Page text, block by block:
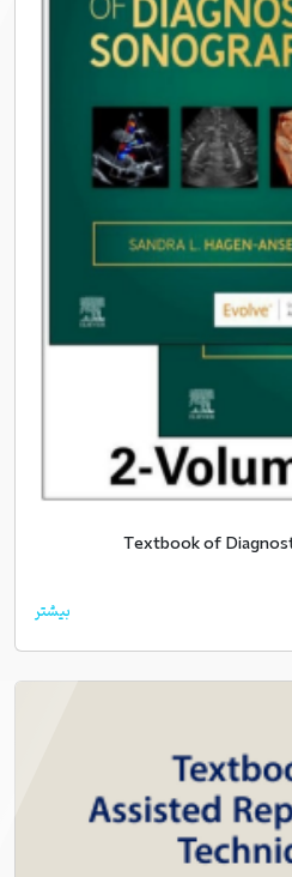
Textbook of
بیشتر